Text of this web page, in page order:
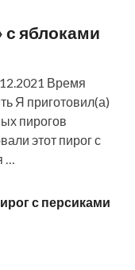
с яблоками
Время
Я приготовил(а)
пирогов
этот пирог с
…
с персиками